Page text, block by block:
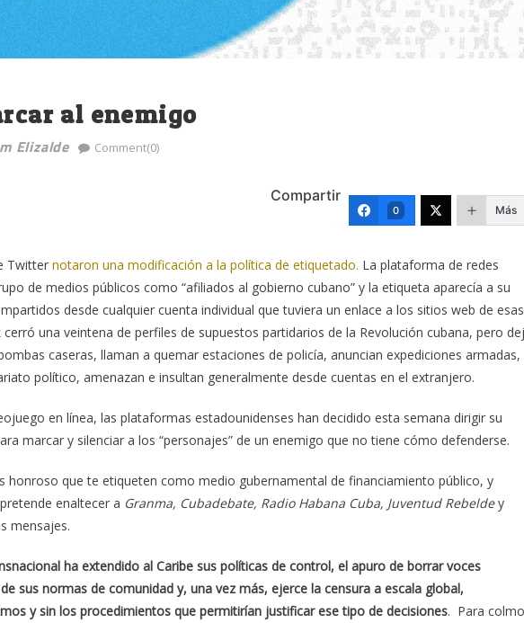
al enemigo
Elizalde Comment(0)
Compartir
0 Más
Twitter notaron una modificación a la política de etiquetado. La plataforma de redes
de medios públicos como “afiliados al gobierno cubano” y la etiqueta aparecía a su
desde cualquier cuenta individual que tuviera un enlace a los sitios web de esas
una veintena de perfiles de supuestos partidarios de la Revolución cubana, pero
caseras, llaman a quemar estaciones de policía, anuncian expediciones armadas,
político, amenazan e insultan generalmente desde cuentas en el extranjero.
en línea, las plataformas estadounidenses han decidido esta semana dirigir su
marcar y silenciar a los “personajes” de un enemigo que no tiene cómo defenderse.
honroso que te etiqueten como medio gubernamental de financiamiento público, y
enaltecer a Granma, Cubadebate, Radio Habana Cuba, Juventud Rebeldey
mensajes.
ha extendido al Caribe sus políticas de control, el apuro de borrar voces
sus normas de comunidad y, una vez más, ejerce la censura a escala global,
y sin los procedimientos que permitirían justificar ese tipo de decisiones. Para colmo